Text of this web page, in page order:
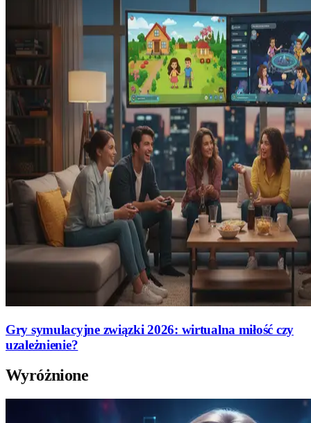
Gry symulacyjne związki 2026: wirtualna miłość czy
uzależnienie?
Wyróżnione